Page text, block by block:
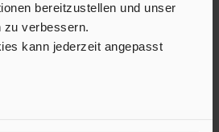
bereitzustellen und unser
zu verbessern.
kann jederzeit angepasst